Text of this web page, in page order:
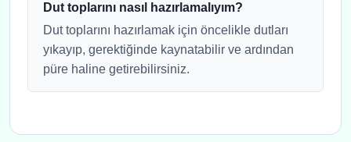
Dut toplarını nasıl hazırlamalıyım?
Dut toplarını hazırlamak için öncelikle dutları
yıkayıp, gerektiğinde kaynatabilir ve ardından
püre haline getirebilirsiniz.